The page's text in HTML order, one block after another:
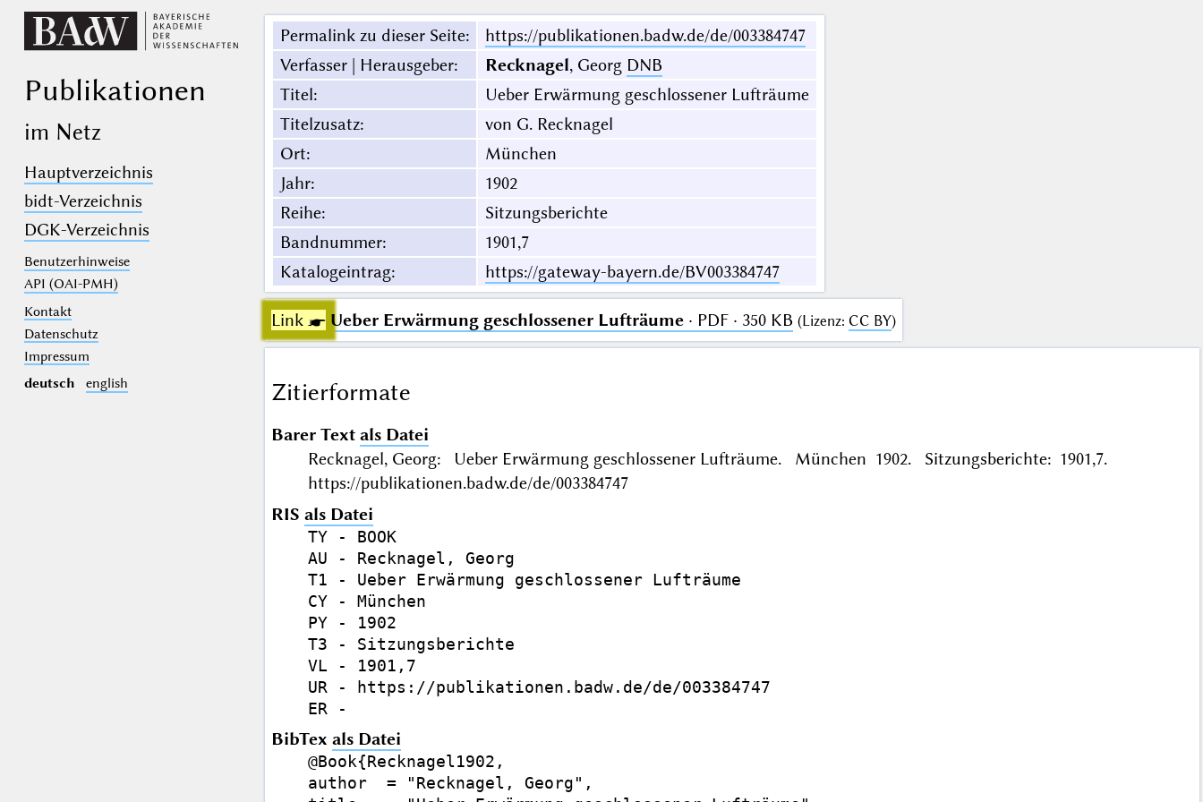
Publikationen
im Netz
Hauptverzeichnis
bidt-Verzeichnis
DGK-Verzeichnis
Benutzerhinweise
API (OAI-PMH)
Kontakt
Datenschutz
Impressum
deutsch
english
Permalink zu dieser Seite:
https://publikationen.badw.de/de/003384747
Verfasser | Herausgeber: Recknagel, Georg DNB
Titel:
Ueber Erwärmung geschlossener Lufträume
Titelzusatz:
von G. Recknagel
Ort:
München
Jahr:
1902
Reihe:
Sitzungsberichte
Bandnummer:
1901,7
Katalogeintrag: https://gateway-bayern.de/BV003384747
Link ☛ Ueber Erwärmung geschlossener Lufträume· PDF · 350 KB (Lizenz: CC BY)
Zitierformate
Barer Text als Datei
Recknagel, Georg: Ueber Erwärmung geschlossener Lufträume. München 1902. Sitzungsberichte: 1901,7.
https://publikationen.badw.de/de/003384747
RIS als Datei
TY - BOOK
AU - Recknagel, Georg
T1 - Ueber Erwärmung geschlossener Lufträume
CY - München
PY - 1902
T3 - Sitzungsberichte
VL - 1901,7
UR - https://publikationen.badw.de/de/003384747
BibTex als Datei
@Book{Recknagel1902,
author  = "Recknagel, Georg",